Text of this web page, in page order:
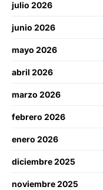
julio 2026
junio 2026
mayo 2026
abril 2026
marzo 2026
febrero 2026
enero 2026
diciembre 2025
noviembre 2025